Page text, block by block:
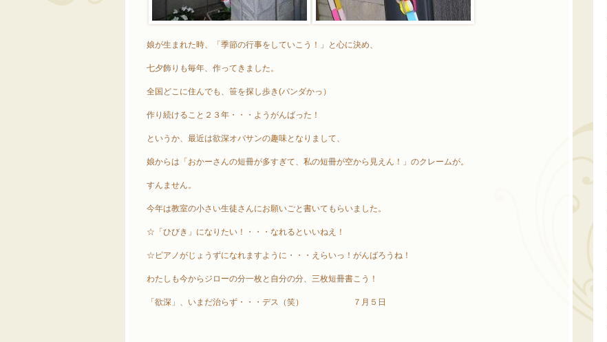
娘が生まれた時、「季節の行事をしていこう！」と心に決め、
七夕飾りも毎年、作ってきました。
全国どこに住んでも、笹を探し歩き(パンダかっ）
作り続けること２３年・・・ようがんばった！
というか、最近は欲深オバサンの趣味となりまして、
娘からは「おかーさんの短冊が多すぎて、私の短冊が空から見えん！」のクレームが。
すんません。
今年は教室の小さい生徒さんにお願いごと書いてもらいました。
☆「ひびき」になりたい！・・・なれるといいねえ！
☆ピアノがじょうずになれますように・・・えらいっ！がんばろうね！
わたしも今からジローの分一枚と自分の分、三枚短冊書こう！
「欲深」、いまだ治らず・・・デス（笑） ７月５日